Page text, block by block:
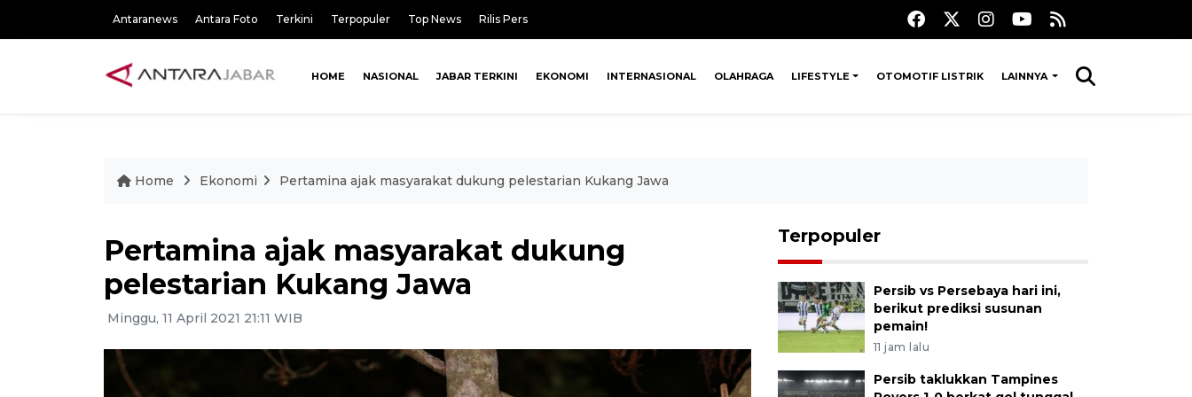
Antaranews Antara Foto Terkini Terpopuler Top News Rilis Pers
HOME NASIONAL JABAR TERKINI EKONOMI INTERNASIONAL OLAHRAGA LIFESTYLE OTOMOTIF LISTRIK LAINNYA
Home Ekonomi Pertamina ajak masyarakat dukung pelestarian Kukang Jawa
Pertamina ajak masyarakat dukung
pelestarian Kukang Jawa
Minggu, 11 April 2021 21:11 WIB
Terpopuler
Persib vs Persebaya hari ini,
berikut prediksi susunan
pemain!
11 jam lalu
Persib taklukkan Tampines